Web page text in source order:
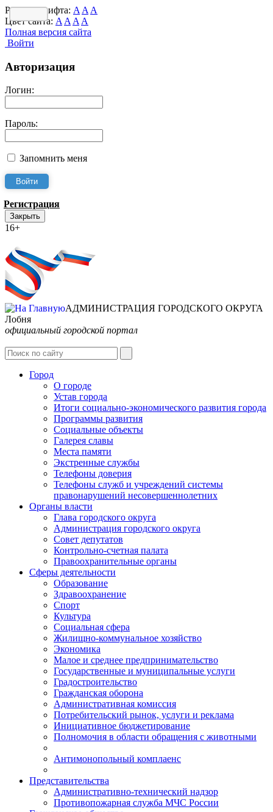
Размер шрифта: A A A
Цвет сайта: A A A A
Полная версия сайта
Войти
Авторизация
Логин:
Пароль:
Запомнить меня
Регистрация
Закрыть
16+
АДМИНИСТРАЦИЯ ГОРОДСКОГО ОКРУГА
Лобня
официальный городской портал
Город
О городе
Устав города
Итоги социально-экономического развития города
Программы развития
Социальные объекты
Галерея славы
Места памяти
Экстренные службы
Телефоны доверия
Телефоны служб и учреждений системы
правонарушений несовершеннолетних
Органы власти
Глава городского округа
Администрация городcкого округа
Совет депутатов
Контрольно-счетная палата
Правоохранительные органы
Сферы деятельности
Образование
Здравоохранение
Спорт
Культура
Социальная сфера
Жилищно-коммунальное хозяйство
Экономика
Малое и среднее предпринимательство
Государственные и муниципальные услуги
Градостроительство
Гражданская оборона
Административная комиссия
Потребительский рынок, услуги и реклама
Инициативное бюджетирование
Полномочия в области обращения с животными
Антимонопольный комплаенс
Представительства
Административно-технический надзор
Противопожарная служба МЧС России